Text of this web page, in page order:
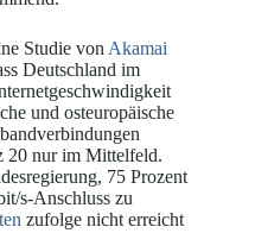
Studie von Akamai
Deutschland im
und osteuropäische
20 nur im Mittelfeld.
75 Prozent
s-Anschluss zu
zufolge nicht erreicht